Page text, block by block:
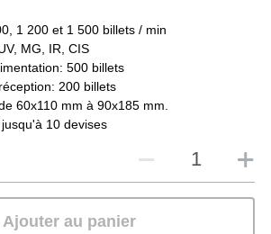
1 200 et 1 500 billets / min
MG, IR, CIS
500 billets
200 billets
60x110 mm à 90x185 mm.
jusqu'à 10 devises
Ajouter au panier